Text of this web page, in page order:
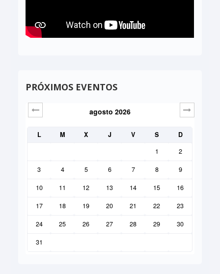
PRÓXIMOS EVENTOS
agosto 2026
L M X J V S
D
1
2
3 4 5 6 7 8 9
10 11 12 13 14 15 16
17 18 19 20 21 22 23
24 25 26 27 28 29 30
31